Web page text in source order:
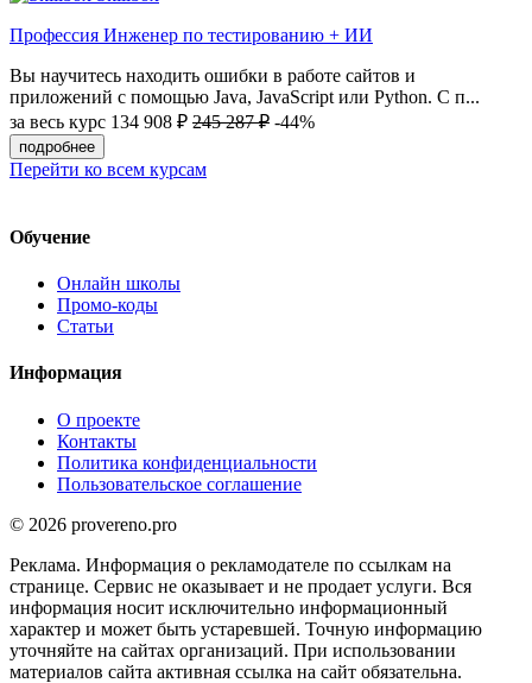
Профессия Инженер по тестированию + ИИ
Вы научитесь находить ошибки в работе сайтов и
приложений с помощью Java, JavaScript или Python. С п...
за весь курс 134 908 ₽ 245 287 ₽ -44%
подробнее
Перейти ко всем курсам
Обучение
Онлайн школы
Промо-коды
Статьи
Информация
О проекте
Контакты
Политика конфиденциальности
Пользовательское соглашение
© 2026 provereno.pro
Реклама. Информация о рекламодателе по ссылкам на
странице. Сервис не оказывает и не продает услуги. Вся
информация носит исключительно информационный
характер и может быть устаревшей. Точную информацию
уточняйте на сайтах организаций. При использовании
материалов сайта активная ссылка на сайт обязательна.